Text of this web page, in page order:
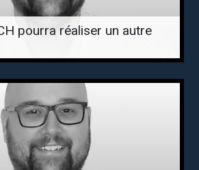
pourra réaliser un autre